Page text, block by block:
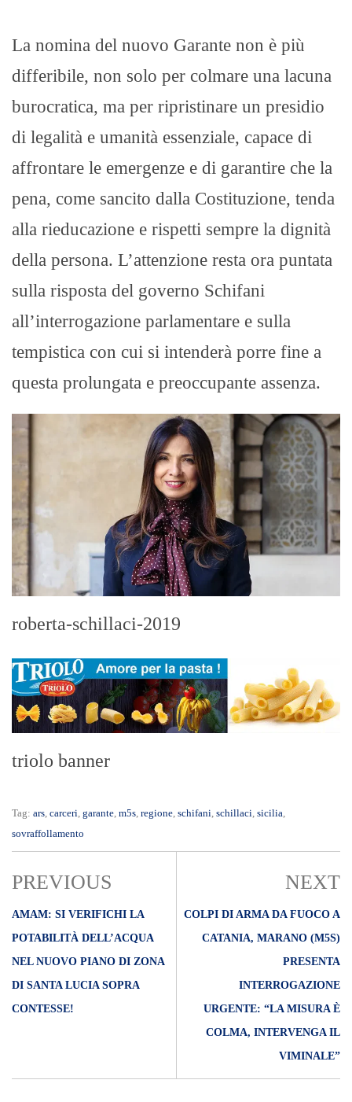
La nomina del nuovo Garante non è più
differibile, non solo per colmare una lacuna
burocratica, ma per ripristinare un presidio
di legalità e umanità essenziale, capace di
affrontare le emergenze e di garantire che la
pena, come sancito dalla Costituzione, tenda
alla rieducazione e rispetti sempre la dignità
della persona. L’attenzione resta ora puntata
sulla risposta del governo Schifani
all’interrogazione parlamentare e sulla
tempistica con cui si intenderà porre fine a
questa prolungata e preoccupante assenza.
roberta-schillaci-2019
triolo banner
Tag: ars carceri garante m5s regione schifani schillaci sicilia
sovraffollamento
PREVIOUS
AMAM: SI VERIFICHI LA
POTABILITÀ DELL’ACQUA
NEL NUOVO PIANO DI ZONA
DI SANTA LUCIA SOPRA
CONTESSE!
NEXT
COLPI DI ARMA DA FUOCO A
CATANIA, MARANO (M5S)
PRESENTA
INTERROGAZIONE
URGENTE: “LA MISURA È
COLMA, INTERVENGA IL
VIMINALE”